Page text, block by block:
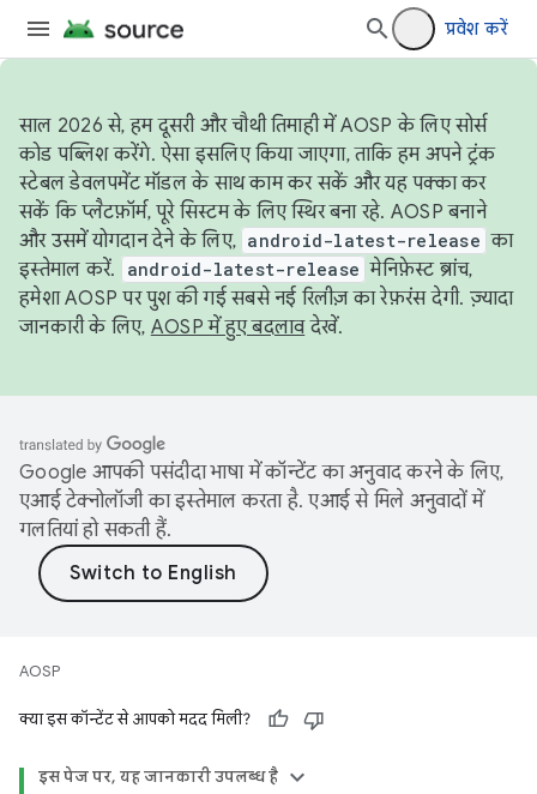
प्रवेश करें
साल 2026 से, हम दूसरी और चौथी तिमाही में AOSP के लिए सोर्स
कोड पब्लिश करेंगे. ऐसा इसलिए किया जाएगा, ताकि हम अपने ट्रंक
स्टेबल डेवलपमेंट मॉडल के साथ काम कर सकें और यह पक्का कर
सकें कि प्लैटफ़ॉर्म, पूरे सिस्टम के लिए स्थिर बना रहे. AOSP बनाने
और उसमें योगदान देने के लिए, android-latest-release का
इस्तेमाल करें.
android-latest-release मेनिफ़ेस्ट ब्रांच,
हमेशा AOSP पर पुश की गई सबसे नई रिलीज़ का रेफ़रंस देगी. ज़्यादा
जानकारी के लिए, AOSP में हुए बदलावदेखें.
Google आपकी पसंदीदा भाषा में कॉन्टेंट का अनुवाद करने के लिए,
एआई टेक्नोलॉजी का इस्तेमाल करता है. एआई से मिले अनुवादों में
गलतियां हो सकती हैं.
AOSP
क्या इस कॉन्टेंट से आपको मदद मिली?
इस पेज पर, यह जानकारी उपलब्ध है